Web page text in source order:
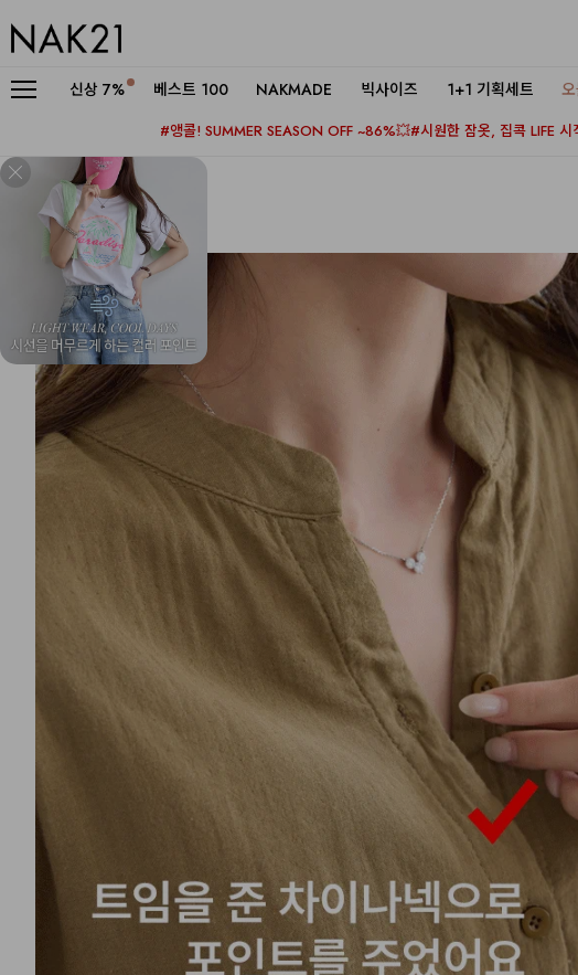
신상 7% 베스트 100 NAKMADE 빅사이즈 1+1 기획세트
#앵콜! SUMMER SEASON OFF ~86%💥#시원한 잠옷, 집콕 LIFE 시